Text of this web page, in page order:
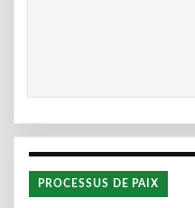
PROCESSUS DE PAIX